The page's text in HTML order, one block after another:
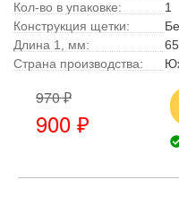
Кол-во в упаковке:
1
Конструкция щетки:
Длина 1, мм:
Страна производства:
970 ₽
900 ₽